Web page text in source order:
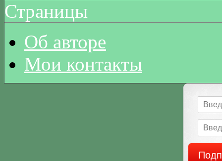
Страницы
Об авторе
Мои контакты